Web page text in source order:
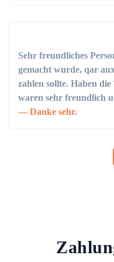
Sehr freundliches
gemacht wurde, qar
zahlen sollte. Haben
waren sehr freundlich
Danke sehr.